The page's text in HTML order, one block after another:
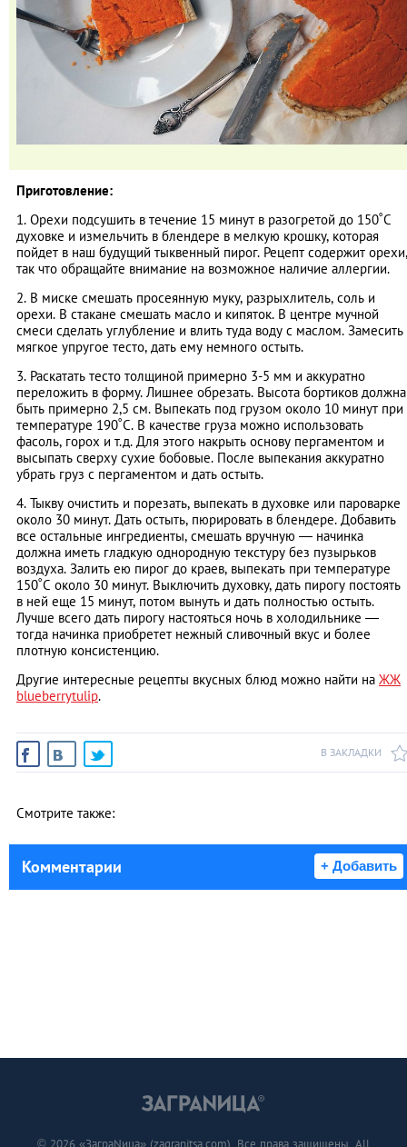
Приготовление:
1. Орехи подсушить в течение 15 минут в разогретой до 150˚С
духовке и измельчить в блендере в мелкую крошку, которая
пойдет в наш будущий тыквенный пирог. Рецепт содержит орехи,
так что обращайте внимание на возможное наличие аллергии.
2. В миске смешать просеянную муку, разрыхлитель, соль и
орехи. В стакане смешать масло и кипяток. В центре мучной
смеси сделать углубление и влить туда воду с маслом. Замесить
мягкое упругое тесто, дать ему немного остыть.
3. Раскатать тесто толщиной примерно 3-5 мм и аккуратно
переложить в форму. Лишнее обрезать. Высота бортиков должна
быть примерно 2,5 см. Выпекать под грузом около 10 минут при
температуре 190˚С. В качестве груза можно использовать
фасоль, горох и т.д. Для этого накрыть основу пергаментом и
высыпать сверху сухие бобовые. После выпекания аккуратно
убрать груз с пергаментом и дать остыть.
4. Тыкву очистить и порезать, выпекать в духовке или пароварке
около 30 минут. Дать остыть, пюрировать в блендере. Добавить
все остальные ингредиенты, смешать вручную — начинка
должна иметь гладкую однородную текстуру без пузырьков
воздуха. Залить ею пирог до краев, выпекать при температуре
150˚С около 30 минут. Выключить духовку, дать пирогу постоять
в ней еще 15 минут, потом вынуть и дать полностью остыть.
Лучше всего дать пирогу настояться ночь в холодильнике —
тогда начинка приобретет нежный сливочный вкус и более
плотную консистенцию.
Другие интересные рецепты вкусных блюд можно найти на ЖЖ
blueberrytulip.
В ЗАКЛАДКИ
Смотрите также:
Комментарии + Добавить
© 2026 «ЗаграNица» (zagranitsa.com). Все права защищены. All